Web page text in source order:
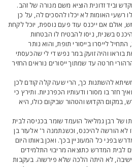
וביד זדונית הוציא משם מנורה של זהב.
האומות לא יכלו להסכים לה, על כן
אם ייכנס עוד פעם נוספת, יוכל לקחת
בשנית, ניסו להבטיח לו הבטחות
לייסרו בייסורי תופת, והוא נותר
והיה זועק במר נפש די לי שהכעסתי
חרטה עד שמתוך ייסורים נוראים החזיר
להשתנות כך, הרי שעה קלה קודם לכן
בו מסורו ודעותיו הכפרניות. ותירץ כי
הקדוש והטהור שביקום כולו, היא
רבן גמליאל הועמד שומר בכניסה לבית
הורשה להיכנס, וכשנתמנה ר' אלעזר בן
כל המעוניין בכך. ואכן באותו היום
המדרש כתוצאה מריבוי התלמידים
לא היתה הלכה שלא פירשוה. בעקבות